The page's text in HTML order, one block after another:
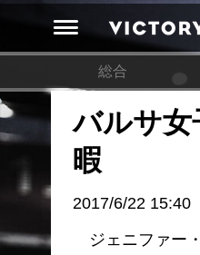
総合
バルサ
暇
2017/6/22 15:40
ジェニファー